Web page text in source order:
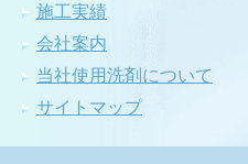
施工実績
会社案内
当社使用洗剤について
サイトマップ